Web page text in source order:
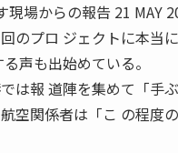
現場からの報告 21 MAY
のプロ ジェクトに本当
声も出始めている。
は報 道陣を集めて「手
空関係者は「こ の程度